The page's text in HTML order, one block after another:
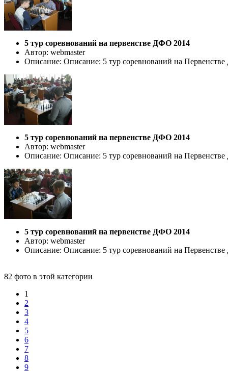
5 тур соревнований на первенстве ДФО 2014
Автор: webmaster
Описание: Описание: 5 тур соревнований на
5 тур соревнований на первенстве ДФО 2014
Автор: webmaster
Описание: Описание: 5 тур соревнований на
5 тур соревнований на первенстве ДФО 2014
Автор: webmaster
Описание: Описание: 5 тур соревнований на
82 фото в этой категории
1
2
3
4
5
6
7
8
9